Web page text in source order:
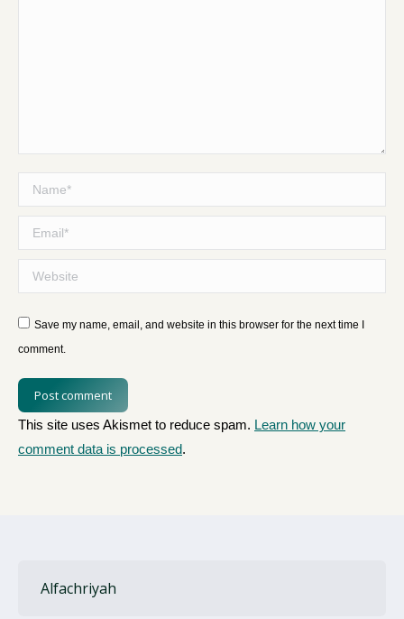
Name *
Email *
Website
Save my name, email, and website in this browser for the next time I
comment.
Post comment
This site uses Akismet to reduce spam. Learn how your
comment data is processed.
Alfachriyah